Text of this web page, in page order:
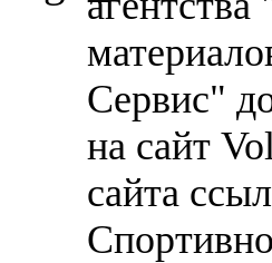
Сервис"
на сайт
сайта